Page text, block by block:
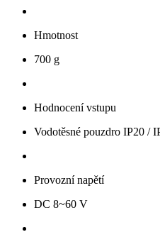
Hmotnost
700 g
Hodnocení vstupu
Vodotěsné pouzdro IP20 /
Provozní napětí
DC 8~60 V